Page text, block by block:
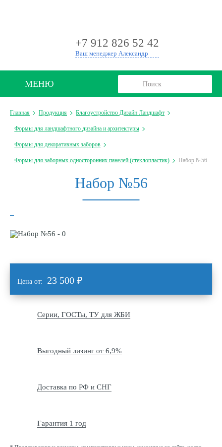
+7 912 826 52 42
Ваш менеджер Александр
МЕНЮ
Главная Продукция Благоустройство Дизайн Ландшафт
Формы для ландшафтного дизайна и архитектуры
Формы для декоративных заборов
Формы для заборных односторонних панелей (стеклопластик) Набор №56
Набор №56
Цена от: 23 500 ₽
Серии, ГОСТы, ТУ для ЖБИ
Выгодный лизинг от 6,9%
Доставка по РФ и СНГ
Гарантия 1 год